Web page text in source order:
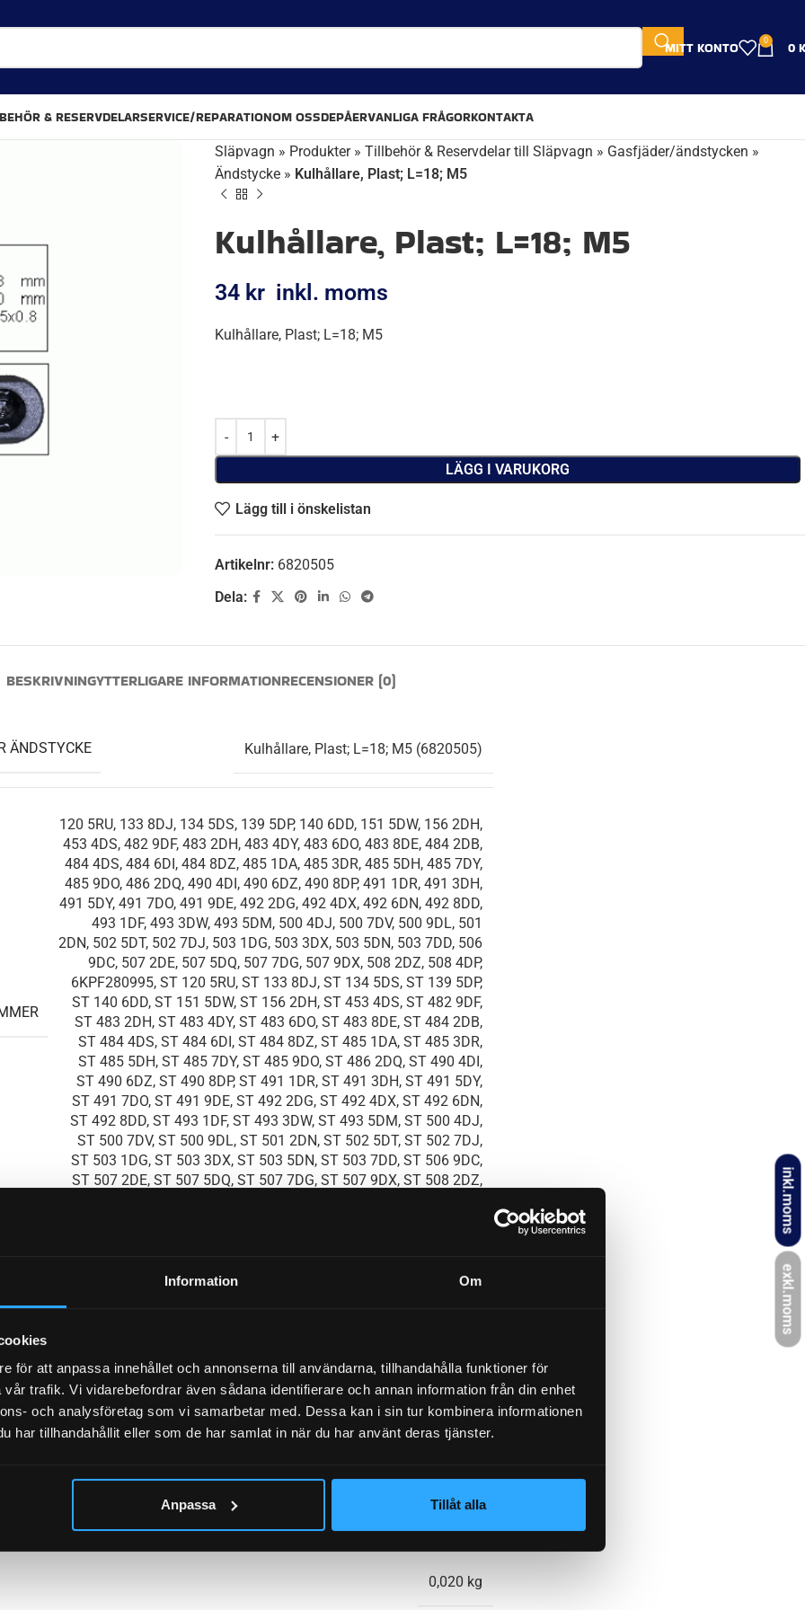
Information Om
för att anpassa innehållet och annonserna till användarna, tillhandahålla funktioner för
trafik. Vi vidarebefordrar även sådana identifierare och annan information från din enhet
och analysföretag som vi samarbetar med. Dessa kan i sin tur kombinera informationen
har tillhandahållit eller som de har samlat in när du har använt deras tjänster.
Anpassa Tillåt alla
inkl.moms
exkl.moms
MITT KONTO 0 0
& RESERVDELARSERVICE/REPARATIONOM OSSDEPÅERVANLIGA FRÅGORKONTAKTA
Släpvagn » Produkter» Tillbehör & Reservdelar till Släpvagn » Gasfjäder/ändstycken »
Ändstycke » Kulhållare, Plast; L=18; M5
Kulhållare, Plast; L=18; M5
UTMÄRKT 4.6 138 recensioner
34kr inkl. moms
Lägg till i önskelistan
BESKRIVNING
120 5RU, 133 8DJ, 134 5DS, 139 5DP, 140 6DD, 151 5DW, 156 2DH,
453 4DS, 482 9DF, 483 2DH, 483 4DY, 483 6DO, 483 8DE, 484 2DB,
484 4DS, 484 6DI, 484 8DZ, 485 1DA, 485 3DR, 485 5DH, 485 7DY,
485 9DO, 486 2DQ, 490 4DI, 490 6DZ, 490 8DP, 491 1DR, 491 3DH,
491 5DY, 491 7DO, 491 9DE, 492 2DG, 492 4DX, 492 6DN, 492 8DD,
493 1DF, 493 3DW, 493 5DM, 500 4DJ, 500 7DV, 500 9DL, 501
2DN, 502 5DT, 502 7DJ, 503 1DG, 503 3DX, 503 5DN, 503 7DD, 506
9DC, 507 2DE, 507 5DQ, 507 7DG, 507 9DX, 508 2DZ, 508 4DP,
6KPF280995, ST 120 5RU, ST 133 8DJ, ST 134 5DS, ST 139 5DP,
ST 140 6DD, ST 151 5DW, ST 156 2DH, ST 453 4DS, ST 482 9DF,
ST 483 2DH, ST 483 4DY, ST 483 6DO, ST 483 8DE, ST 484 2DB,
ST 484 4DS, ST 484 6DI, ST 484 8DZ, ST 485 1DA, ST 485 3DR,
ST 485 5DH, ST 485 7DY, ST 485 9DO, ST 486 2DQ, ST 490 4DI,
ST 490 6DZ, ST 490 8DP, ST 491 1DR, ST 491 3DH, ST 491 5DY,
ST 491 7DO, ST 491 9DE, ST 492 2DG, ST 492 4DX, ST 492 6DN,
ST 492 8DD, ST 493 1DF, ST 493 3DW, ST 493 5DM, ST 500 4DJ,
KULA
GASFJÄDER M5
ÄNDSTYCKE) 18 mm